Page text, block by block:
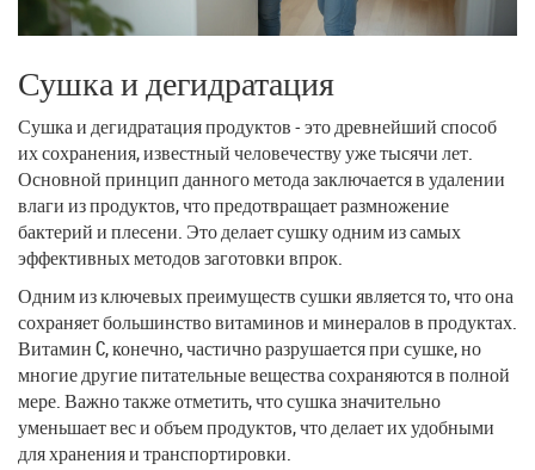
Сушка и дегидратация
Сушка и дегидратация продуктов - это древнейший способ
их сохранения, известный человечеству уже тысячи лет.
Основной принцип данного метода заключается в удалении
влаги из продуктов, что предотвращает размножение
бактерий и плесени. Это делает сушку одним из самых
эффективных методов заготовки впрок.
Одним из ключевых преимуществ сушки является то, что она
сохраняет большинство витаминов и минералов в продуктах.
Витамин C, конечно, частично разрушается при сушке, но
многие другие питательные вещества сохраняются в полной
мере. Важно также отметить, что сушка значительно
уменьшает вес и объем продуктов, что делает их удобными
для хранения и транспортировки.